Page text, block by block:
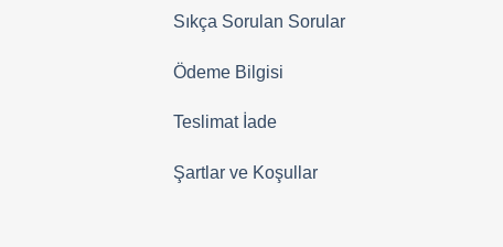
Sıkça Sorulan Sorular
Ödeme Bilgisi
Teslimat İade
Şartlar ve Koşullar